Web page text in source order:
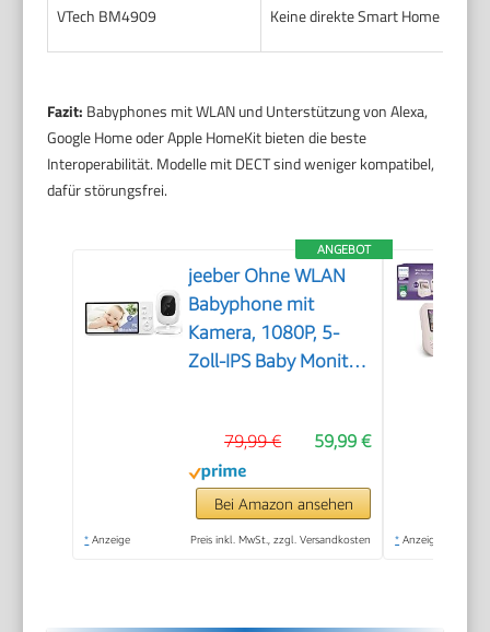
VTech BM4909 Keine direkte Smart Home
Fazit: Babyphones mit WLAN und Unterstützung von Alexa,
Google Home oder Apple HomeKit bieten die beste
Interoperabilität. Modelle mit DECT sind weniger kompatibel,
dafür störungsfrei.
ANGEBOT
jeeber Ohne WLAN
Babyphone mit
Kamera, 1080P, 5-
Zoll-IPS Baby Monitor,
59,99 €
79,99 €
Bei Amazon ansehen
* Anzeige Preis inkl. MwSt., zzgl. Versandkosten * Anzeige